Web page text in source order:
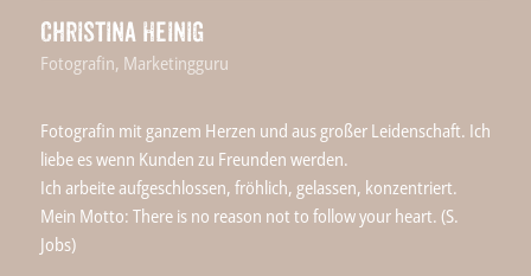
Christina Heinig
Fotografin, Marketingguru
Fotografin mit ganzem Herzen und aus großer Leidenschaft. Ich
liebe es wenn Kunden zu Freunden werden.
Ich arbeite aufgeschlossen, fröhlich, gelassen, konzentriert.
Mein Motto: There is no reason not to follow your heart. (S.
Jobs)